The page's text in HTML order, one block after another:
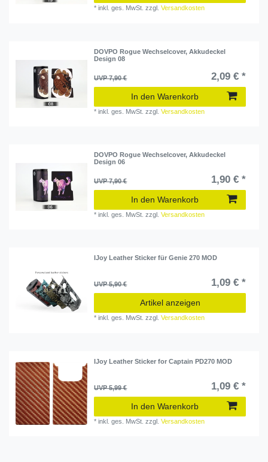
*inkl. ges. MwSt. zzgl.Versandkosten
DOVPO Rogue Wechselcover, Akkudeckel
Design 08
UVP 7,90 € 2,09 € *
In den Warenkorb
*inkl. ges. MwSt. zzgl.Versandkosten
DOVPO Rogue Wechselcover, Akkudeckel
Design 06
UVP 7,90 € 1,90 € *
In den Warenkorb
*inkl. ges. MwSt. zzgl.Versandkosten
IJoy Leather Sticker für Genie 270 MOD
UVP 5,90 € 1,09 € *
Artikel anzeigen
*inkl. ges. MwSt. zzgl.Versandkosten
IJoy Leather Sticker for Captain PD270 MOD
UVP 5,99 € 1,09 € *
In den Warenkorb
*inkl. ges. MwSt. zzgl.Versandkosten